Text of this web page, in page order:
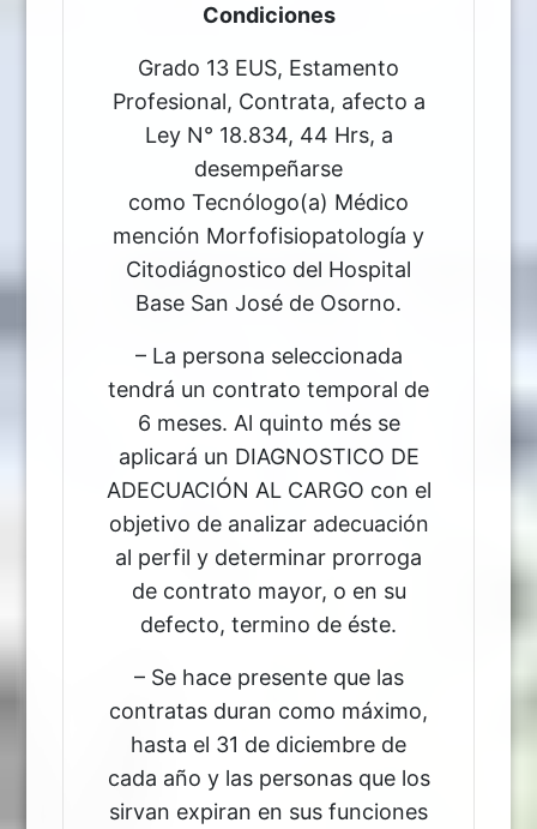
Condiciones
Grado 13 EUS, Estamento
Profesional, Contrata, afecto a
Ley N° 18.834, 44 Hrs, a
desempeñarse
como Tecnólogo(a) Médico
mención Morfofisiopatología y
Citodiágnostico del Hospital
Base San José de Osorno.
– La persona seleccionada
tendrá un contrato temporal de
6 meses. Al quinto més se
aplicará un DIAGNOSTICO DE
ADECUACIÓN AL CARGO con el
objetivo de analizar adecuación
al perfil y determinar prorroga
de contrato mayor, o en su
defecto, termino de éste.
– Se hace presente que las
contratas duran como máximo,
hasta el 31 de diciembre de
cada año y las personas que los
sirvan expiran en sus funciones